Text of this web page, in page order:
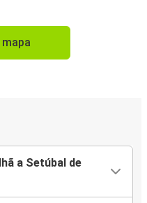
a Setúbal de